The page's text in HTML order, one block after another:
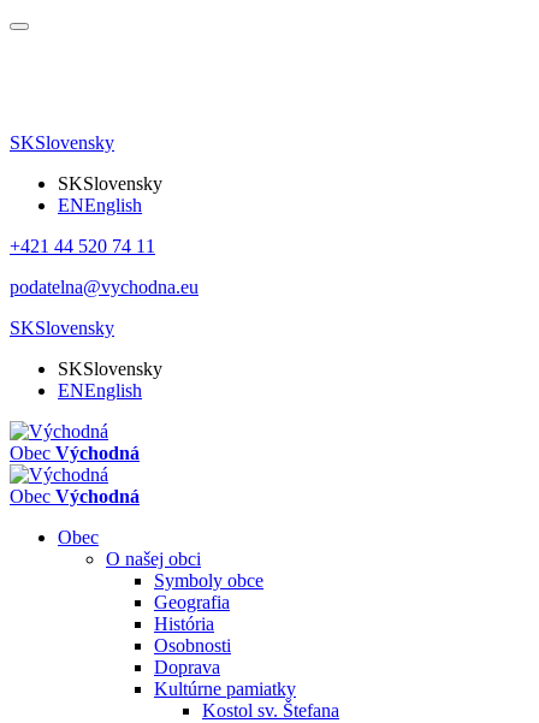
SKSlovensky
SKSlovensky
ENEnglish
+421 44 520 74 11
podatelna@vychodna.eu
SKSlovensky
SKSlovensky
ENEnglish
Obec Východná
Obec Východná
Obec
O našej obci
Symboly obce
Geografia
História
Osobnosti
Doprava
Kultúrne pamiatky
Kostol sv. Štefana